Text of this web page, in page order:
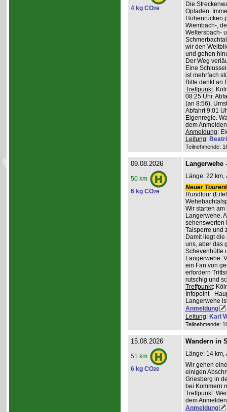
4 kg CO2e
Die
Opladen.
Höhenrücken
Wiembach-,
Weltersbach-
wir den
und gehen
Der Weg
Eine
ist mehrfach
Bitte denkt an
Treffpunkt:
08:25 Uhr.
(an 8:56),
Abfahrt 9:01
Eigenregie.
dem Anmelden
Anmeldung:
Leitung:
Teilnehmende:
09.08.2026
50 km
6 kg CO2e
Langerwehe
Länge: 22 km,
Neuer
Rundtour
Wir starten
Langerwehe.
sehenswerten
Talsperre und
Damit liegt
uns, aber das
Schevenhütte
Langerwehe.
ein Fan von
erfordern
rutschig und
Treffpunkt:
Infopoint -
Langerwehe
Anmeldung
Leitung: Karl
Teilnehmende:
15.08.2026
51 km
6 kg CO2e
Wandern in
Länge: 14 km,
Wir gehen
einigen
Griesberg in
bei Kommern
Treffpunkt:
dem
Anmeldung